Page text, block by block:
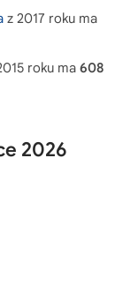
z 2017 roku ma
roku ma 608
2026